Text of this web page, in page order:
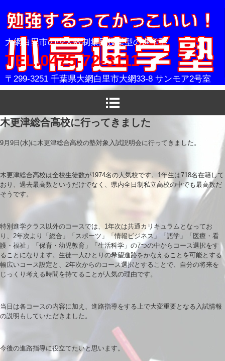
小高進学塾
大網白里市の少人数制集団授業型の進学塾
TEL.0475-72-3111
〒299-3251 千葉県大網白里市大網33-8 サンモア2号室
木更津総合高校に行ってきました
9月9日(水)に木更津総合高校の塾対象入試説明会に行ってきました。
木更津総合高校は全校生徒数が1974名の人気校です。1年生は718名在籍して
おり、過去最高数というだけでなく、県内全日制私立高校の中でも最高数だ
そうです。
特別進学クラス以外のコースでは、1年次は共通カリキュラムとなってお
り、2年次より「総合」「スポーツ」「情報ビジネス」「語学」「医療・看
護・福祉」「保育・幼児教育」「生活科学」の7つの中からコース選択をす
ることになります。生徒一人ひとりの希望進路をかなえることを可能とする
幅広いコース設定と、2年次からのコース選択とすることで、自分の将来を
じっくり考える時間を持てることが人気の理由です。
当日は各コースの内容に加え、進路指導をする上で大変重要となる入試情報
の説明もしていただきました。
今後の進路指導に役立てたいと思います。